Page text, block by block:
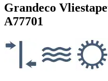
Grandeco
A77701